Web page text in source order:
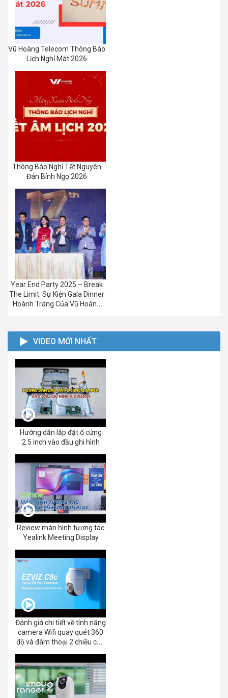
Vũ Hoàng Telecom Thông Báo
Lịch Nghỉ Mát 2026
Thông Báo Nghỉ Tết Nguyên
Đán Bính Ngọ 2026
Year End Party 2025 – Break
The Limit: Sự Kiện Gala Dinner
Hoành Tráng Của Vũ Hoàng
VIDEO MỚI NHẤT
Hướng dẫn lắp đặt ổ cứng
2.5 inch vào đầu ghi hình
Review màn hình tương tác
Yealink Meeting Display
Đánh giá chi tiết về tính năng
camera Wifi quay quét 360
độ và đàm thoại 2 chiều của